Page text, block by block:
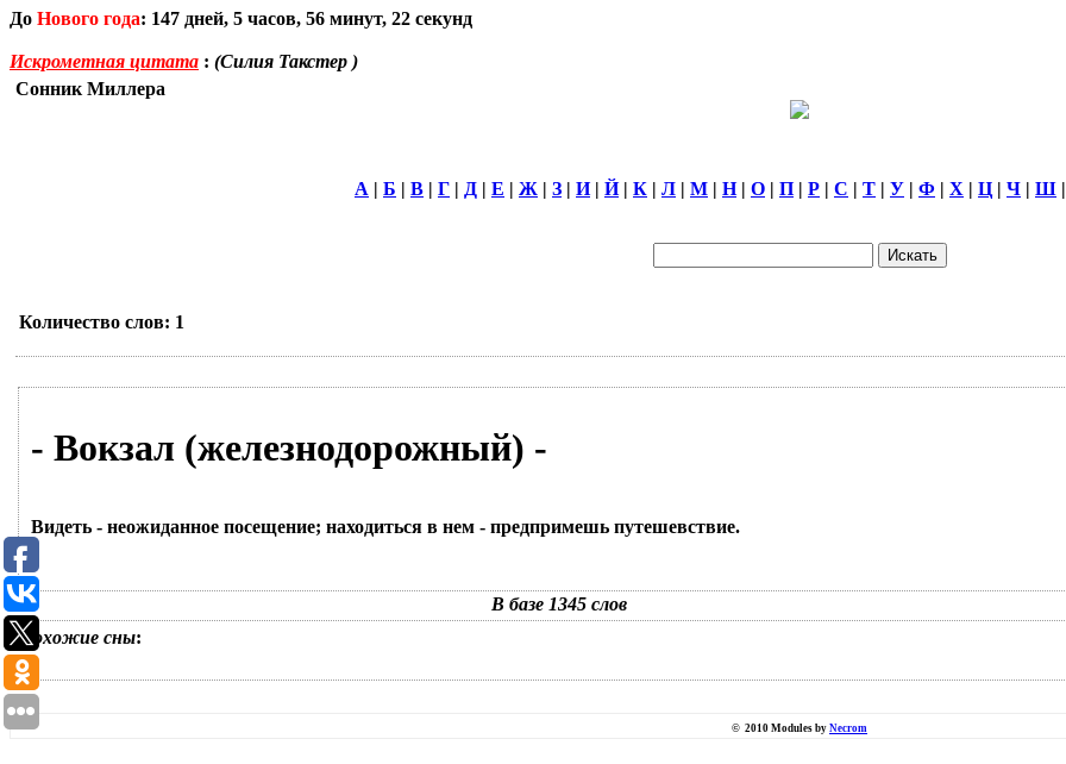
До Нового года: 147 дней, 5 часов, 56 минут, 21 секунд
Искрометная цитата : (Силия Такстер )
Сонник Миллера
А | Б | В | Г | Д | Е | Ж | З | И| Й| К | Л | М | Н| О | П | Р | С | Т | У | Ф | Х | Ц | Ч | Ш |
Количество слов: 1
- Вокзал (железнодорожный) -
Видеть - неожиданное посещение; находиться в нем - предпримешь путешевствие.
В базе 1345 слов
Похожие сны:
© 2010 Modules by Necrom